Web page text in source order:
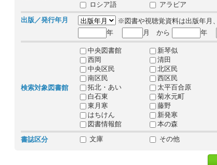
ロシア語
アラビア
出版／発行年月
※図書や視聴覚資料は出版年月
年
月 から 年
検索対象図書館
中央図書館
新琴似
西岡
清田
中央区民
北区民
南区民
西区民
拓北・あい
太平百合原
白石東
菊水元町
東月寒
藤野
はちけん
新発寒
図書情報館
本の森
書誌区分
文庫 その他